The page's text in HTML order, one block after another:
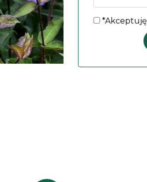
*Akceptuję